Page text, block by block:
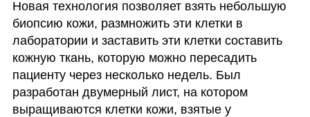
Новая технология позволяет взять небольшую
биопсию кожи, размножить эти клетки в
лаборатории и заставить эти клетки составить
кожную ткань, которую можно пересадить
пациенту через несколько недель. Был
разработан двумерный лист, на котором
выращиваются клетки кожи, взятые у